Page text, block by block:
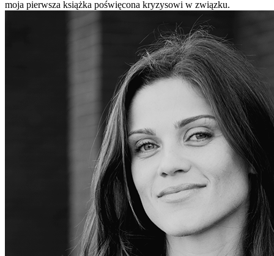
moja pierwsza książka poświęcona kryzysowi w związku.